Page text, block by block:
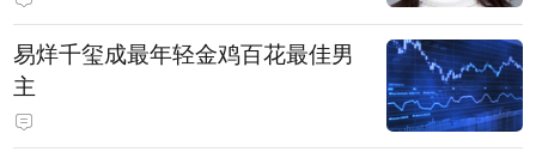
易烊千玺成最年轻金鸡百花最佳男
主